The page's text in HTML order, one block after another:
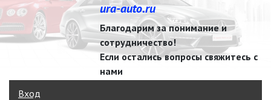
ura-auto.ru
Благодарим за понимание и
сотрудничество!
Если остались вопросы свяжитесь с
нами
Вход